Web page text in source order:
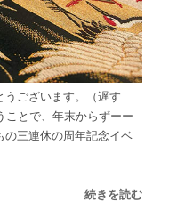
うございます。（遅す
ことで、年末からずーー
の三連休の周年記念イベ
続きを読む